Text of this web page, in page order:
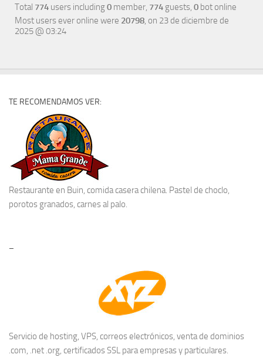
Total 774 users including0 member, 774 guests, 0 bot online
Most users ever online were 20798, on 23 de diciembre de
2025 @ 03:24
TE RECOMENDAMOS VER:
Restaurante en Buin, comida casera chilena. Pastel de choclo,
porotos granados, carnes al palo.
–
Servicio de hosting, VPS, correos electrónicos, venta de dominios
.com, .net .org, certificados SSL para empresas y particulares.